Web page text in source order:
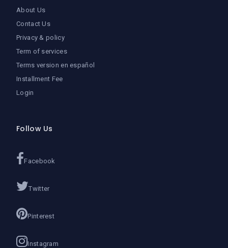
About Us
Contact Us
Privacy & policy
Term of services
Terms version en español
Installment Fee
Login
Follow Us
Facebook
Twitter
Pinterest
Instagram